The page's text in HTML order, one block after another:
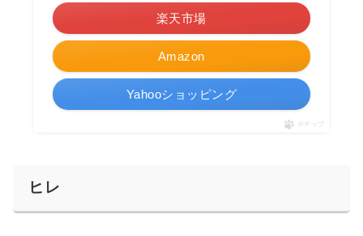
Amazon
楽天市場
Yahooショッピング
ポチップ
ヒレ